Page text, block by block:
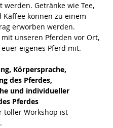
werden. Getränke wie Tee,
Kaffee können zu einem
erworben werden.
unseren Pferden vor Ort,
eigenes Pferd mit.
Körpersprache,
des Pferdes,
und individueller
Pferdes
toller Workshop ist